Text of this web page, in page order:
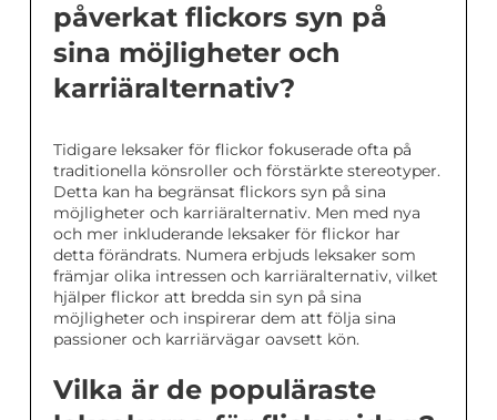
påverkat flickors syn på
sina möjligheter och
karriäralternativ?
Tidigare leksaker för flickor fokuserade ofta på
traditionella könsroller och förstärkte stereotyper.
Detta kan ha begränsat flickors syn på sina
möjligheter och karriäralternativ. Men med nya
och mer inkluderande leksaker för flickor har
detta förändrats. Numera erbjuds leksaker som
främjar olika intressen och karriäralternativ, vilket
hjälper flickor att bredda sin syn på sina
möjligheter och inspirerar dem att följa sina
passioner och karriärvägar oavsett kön.
Vilka är de populäraste